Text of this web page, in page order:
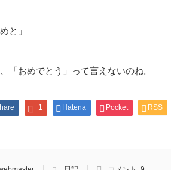
と」
「おめでとう」って言えないのね。
+1 Hatena Pocket RSS